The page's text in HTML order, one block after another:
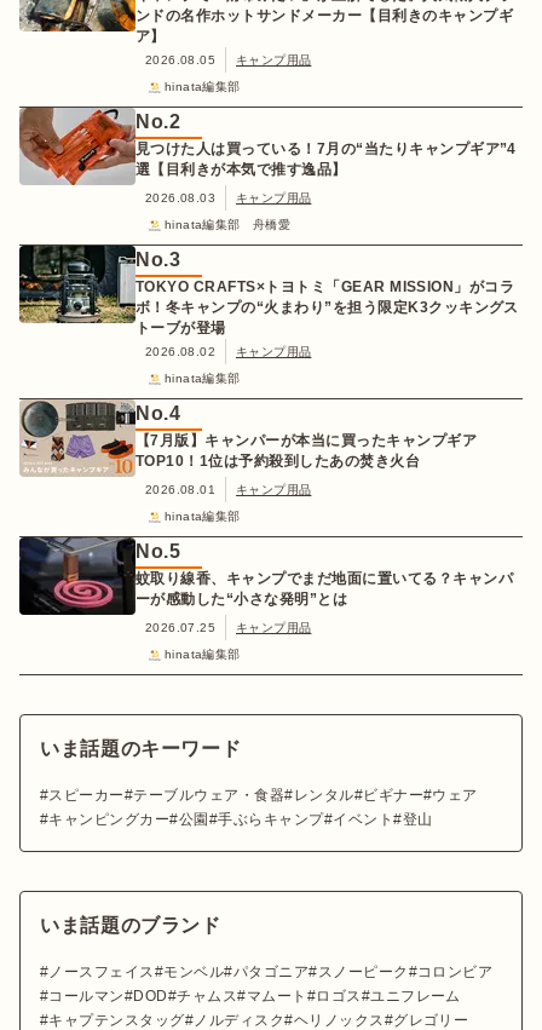
ンドの名作ホットサンドメーカー【目利きのキャンプギ
ア】
2026.08.05
キャンプ用品
hinata編集部
No.2
見つけた人は買っている！7月の“当たりキャンプギア”4
選【目利きが本気で推す逸品】
2026.08.03
キャンプ用品
hinata編集部 舟橋愛
No.3
TOKYO CRAFTS×トヨトミ「GEAR MISSION」がコラ
ボ！冬キャンプの“火まわり”を担う限定K3クッキングス
トーブが登場
2026.08.02
キャンプ用品
hinata編集部
No.4
【7月版】キャンパーが本当に買ったキャンプギア
TOP10！1位は予約殺到したあの焚き火台
2026.08.01
キャンプ用品
hinata編集部
No.5
蚊取り線香、キャンプでまだ地面に置いてる？キャンパ
ーが感動した“小さな発明”とは
2026.07.25
キャンプ用品
hinata編集部
いま話題のキーワード
スピーカー テーブルウェア・食器 レンタル ビギナー
ウェア
キャンピングカー 公園 手ぶらキャンプ イベント 登山
いま話題のブランド
ノースフェイス モンベル パタゴニア スノーピーク
コロンビア
コールマン
DOD チャムス マムート ロゴス
ユニフレーム
キャプテンスタッグ
ノルディスク ヘリノックス
グレゴリー